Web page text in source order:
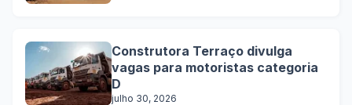
Construtora Terraço divulga
vagas para motoristas categoria
D
julho 30, 2026